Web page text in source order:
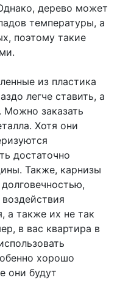
дерево может
температуры, а
поэтому такие
из пластика
легче ставить, а
Можно заказать
Хотя они
достаточно
Также, карнизы
а также их не так
в вас квартира в
хорошо
они будут